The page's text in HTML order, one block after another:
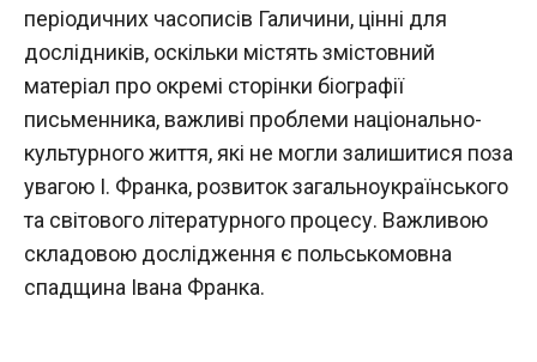
періодичних часописів Галичини, цінні для
дослідників, оскільки містять змістовний
матеріал про окремі сторінки біографії
письменника, важливі проблеми національно-
культурного життя, які не могли залишитися поза
увагою І. Франка, розвиток загальноукраїнського
та світового літературного процесу. Важливою
складовою дослідження є польськомовна
спадщина Івана Франка.